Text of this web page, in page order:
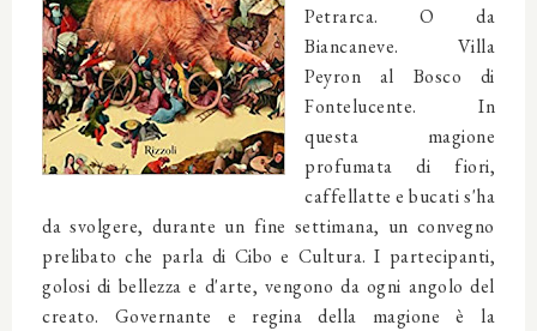
Petrarca. O da
Biancaneve. Villa
Peyron al Bosco di
Fontelucente. In
questa magione
profumata di fiori,
caffellatte e bucati s'ha
da svolgere, durante un fine settimana, un convegno
prelibato che parla di Cibo e Cultura. I partecipanti,
golosi di bellezza e d'arte, vengono da ogni angolo del
creato. Governante e regina della magione è la